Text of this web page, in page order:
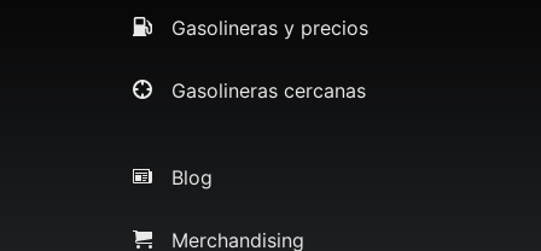
Gasolineras y precios
Gasolineras cercanas
Blog
Merchandising